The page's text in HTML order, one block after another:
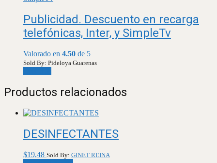
Publicidad. Descuento en recarga
telefónicas, Inter, y SimpleTv
Valorado en 4.50 de 5
Sold By: Pideloya Guarenas
Productos relacionados
DESINFECTANTES
$19,48 Sold By: GINET REINA